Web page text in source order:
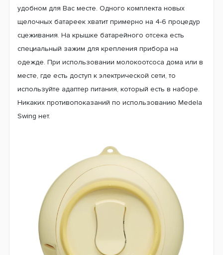
удобном для Вас месте. Одного комплекта новых
щелочных батареек хватит примерно на 4-6 процедур
сцеживания. На крышке батарейного отсека есть
специальный зажим для крепления прибора на
одежде. При использовании молокоотсоса дома или в
месте, где есть доступ к электрической сети, то
используйте адаптер питания, который есть в наборе.
Никаких противопоказаний по использованию Medela
Swing нет.